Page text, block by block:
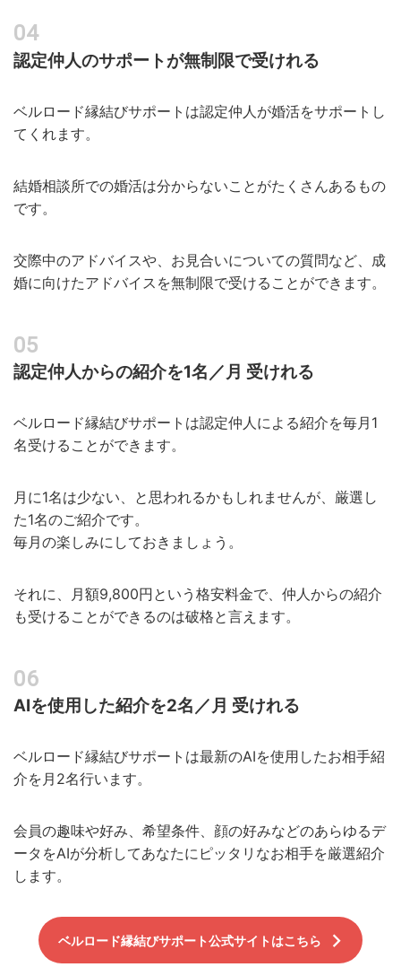
認定仲人のサポートが無制限で受けれる
ベルロード縁結びサポートは認定仲人が婚活をサポートし
てくれます。
結婚相談所での婚活は分からないことがたくさんあるもの
です。
交際中のアドバイスや、お見合いについての質問など、成
婚に向けたアドバイスを無制限で受けることができます。
認定仲人からの紹介を1名／月 受けれる
ベルロード縁結びサポートは認定仲人による紹介を毎月1
名受けることができます。
月に1名は少ない、と思われるかもしれませんが、厳選し
た1名のご紹介です。
毎月の楽しみにしておきましょう。
それに、月額9,800円という格安料金で、仲人からの紹介
も受けることができるのは破格と言えます。
AIを使用した紹介を2名／月 受けれる
ベルロード縁結びサポートは最新のAIを使用したお相手紹
介を月2名行います。
会員の趣味や好み、希望条件、顔の好みなどのあらゆるデ
ータをAIが分析してあなたにピッタリなお相手を厳選紹介
します。
ベルロード縁結びサポート公式サイトはこちら